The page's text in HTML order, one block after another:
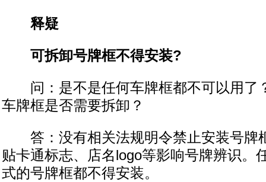
释疑
可拆卸号牌框不得安装?
问：是不是任何车牌框都不可以用了
车牌框是否需要拆卸？
答：没有相关法规明令禁止安装号牌
贴卡通标志、店名logo等影响号牌辨识。
式的号牌框都不得安装。